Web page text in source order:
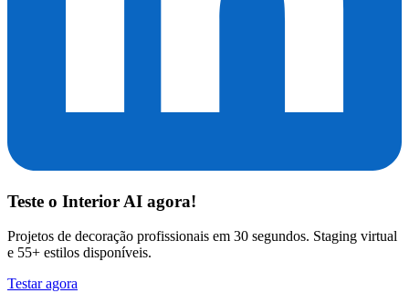
Teste o Interior AI agora!
Projetos de decoração profissionais em 30 segundos. Staging virtual
e 55+ estilos disponíveis.
Testar agora